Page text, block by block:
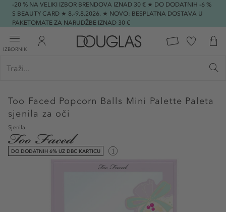
-20 % NA VELIKI IZBOR BRENDOVA IZNAD 30 € ★ DO DODATNIH -6 %
S BEAUTY CARD ★ 8.-9.8.2026. ★ NOVO: BESPLATNA DOSTAVA U
PAKETOMATE ZA NARUDŽBE IZNAD 30 €
IZBORNIK
Too Faced Popcorn Balls Mini Palette Paleta
sjenila za oči
Sjenila
DO DODATNIH 6% UZ DBC KARTICU